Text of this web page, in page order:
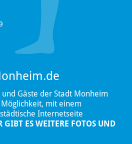
Gäste der Stadt Monheim
mit einem
Internetseite
GIBT ES WEITERE FOTOS UND